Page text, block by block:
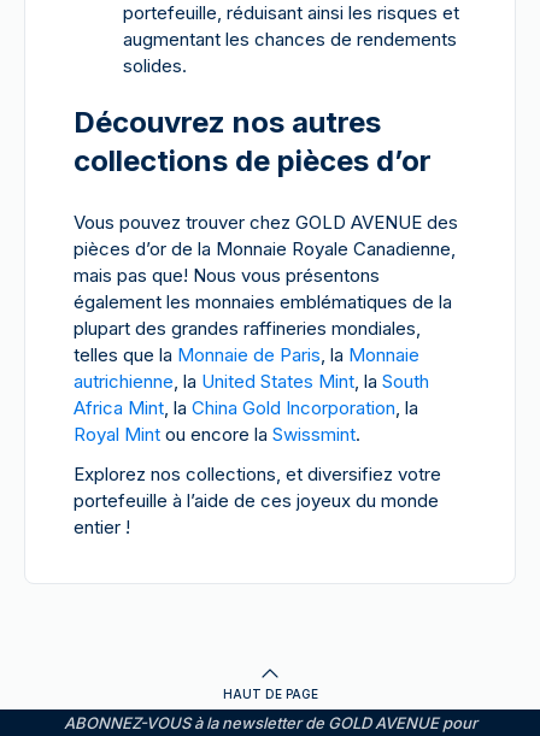
portefeuille, réduisant ainsi les risques et
augmentant les chances de rendements
solides.
Découvrez nos autres
collections de pièces d’or
Vous pouvez trouver chez GOLD AVENUE des
pièces d’or de la Monnaie Royale Canadienne,
mais pas que! Nous vous présentons
également les monnaies emblématiques de la
plupart des grandes raffineries mondiales,
telles que la Monnaie de Paris, la Monnaie
autrichienne, la United States Mint, la South
Africa Mint, la China Gold Incorporation, la
Royal Mint ou encore la Swissmint.
Explorez nos collections, et diversifiez votre
portefeuille à l’aide de ces joyeux du monde
entier !
HAUT DE PAGE
ABONNEZ-VOUS à la newsletter de GOLD AVENUE pour